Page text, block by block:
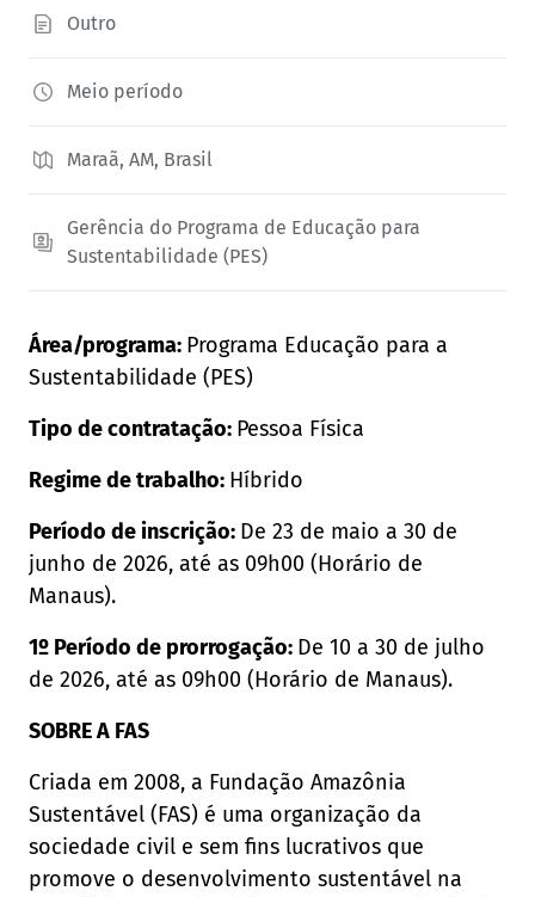
Outro
Meio período
Maraã, AM, Brasil
Gerência do Programa de Educação para
Sustentabilidade (PES)
Área/programa: Programa Educação para a
Sustentabilidade (PES)
Tipo de contratação: Pessoa Física
Regime de trabalho: Híbrido
Período de inscrição: De 23 de maio a 30 de
junho de 2026, até as 09h00 (Horário de
Manaus).
1º Período de prorrogação: De 10 a 30 de julho
de 2026, até as 09h00 (Horário de Manaus).
SOBRE A FAS
Criada em 2008, a Fundação Amazônia
Sustentável (FAS) é uma organização da
sociedade civil e sem fins lucrativos que
promove o desenvolvimento sustentável na